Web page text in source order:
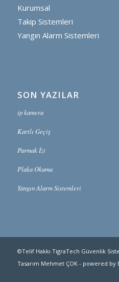
Kurumsal
Takip Sistemleri
Yangın Alarm Sistemleri
SON YAZILAR
ip kamera
Kartlı Geçiş
Parmak İzi
Plaka Okuma
Yangın Alarm Sistemleri
©Telif Hakkı TigraTech Güvenlik
Tasarım Mehmet ÇOK - powered by